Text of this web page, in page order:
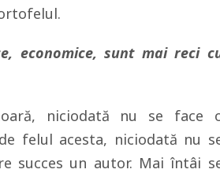
economice, sunt mai reci
niciodată nu se face
felul acesta, niciodată nu
succes un autor. Mai întâi